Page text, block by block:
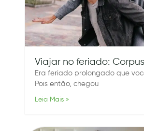
Viajar no feriado:
Era feriado prolongado que
Pois então, chegou
Leia Mais »